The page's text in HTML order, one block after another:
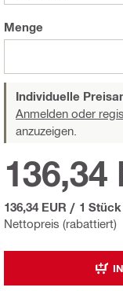
Menge
Individuelle
Anmelden oder
anzuzeigen.
Nettopreis (rabattiert)
136,34
136,34 EUR / 1 Stück